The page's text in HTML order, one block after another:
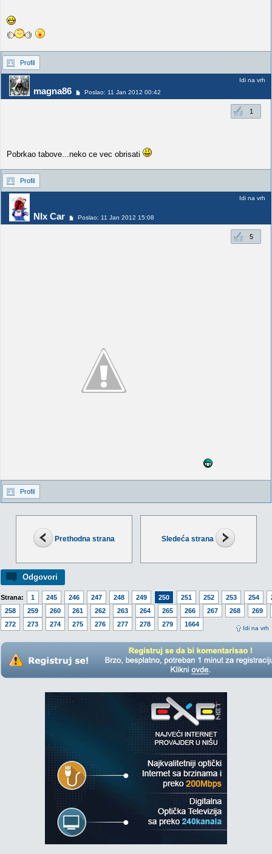
Prethodna strana Sledeća strana
Odgovori
Strana: 1 245 246 247 248 249 250 251 252 253 254
258
259 260 261 262 263 264 265 266 267 268
269
272
273 274 275 276 277 278 279 1664
Idi na vrh
Profil
magna86 Poslao: 11 Jan 2012 00:42
Idi na vrh
1
Pobrkao tabove...neko ce vec obrisati
Profil
NIx Car Poslao: 11 Jan 2012 15:08
Idi na vrh
5
Profil